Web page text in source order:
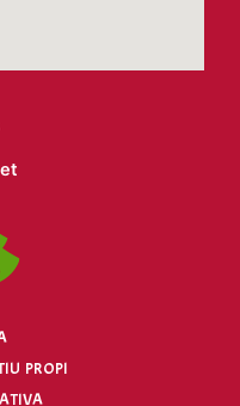
PROPI